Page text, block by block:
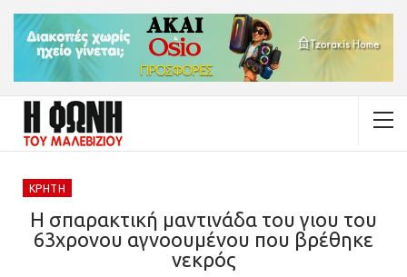
ΚΡΉΤΗ
Η σπαρακτική μαντινάδα του γιου του
63χρονου αγνοουμένου που βρέθηκε
νεκρός